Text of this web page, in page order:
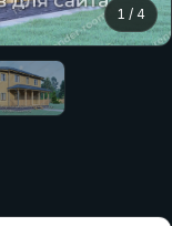
1 / 4